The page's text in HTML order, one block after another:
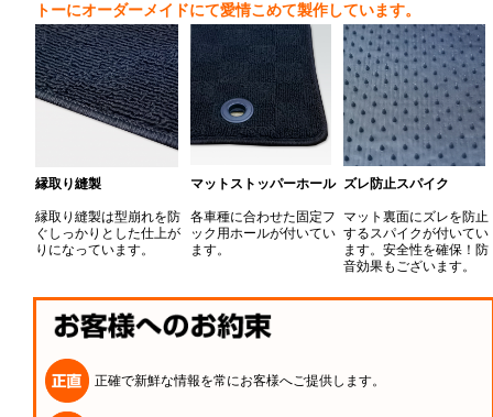
トーにオーダーメイドにて愛情こめて製作しています。
縁取り縫製
縁取り縫製は型崩れを防
ぐしっかりとした仕上が
りになっています。
マットストッパーホール
各車種に合わせた固定フ
ック用ホールが付いてい
ます。
ズレ防止スパイク
マット裏面にズレを防止
するスパイクが付いてい
ます。安全性を確保！防
音効果もございます。
正確で新鮮な情報を常にお客様へご提供します。